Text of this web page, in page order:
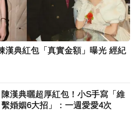
漢典紅包「真實金額」曝光 經紀
陳漢典曬超厚紅包！小S手寫「維
繫婚姻6大招」：一週愛愛4次